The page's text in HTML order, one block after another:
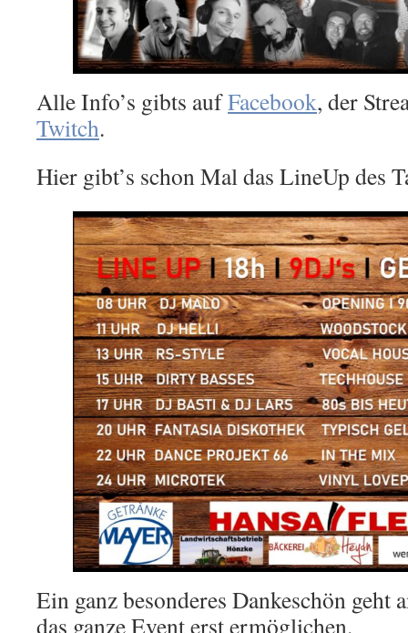
Alle Info’s gibts aufFacebook, der
Twitch.
Hier gibt’s schon Mal das LineUp des
Ein ganz besonderes Dankeschön geht
das ganze Event erst ermöglichen.